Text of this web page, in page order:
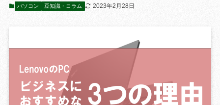
パソコン 豆知識・コラム 2023年2月28日